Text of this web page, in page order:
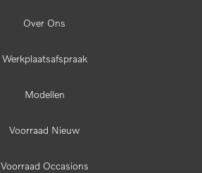
Over Ons
Werkplaatsafspraak
Modellen
Voorraad Nieuw
Voorraad Occasions